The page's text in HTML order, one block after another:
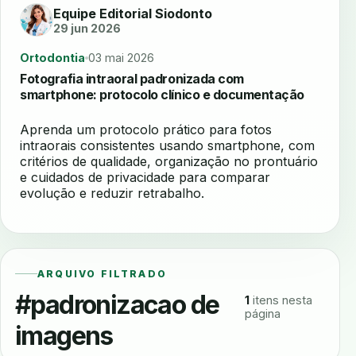
Equipe Editorial Siodonto
29 jun 2026
Ortodontia 03 mai 2026
Fotografia intraoral padronizada com
smartphone: protocolo clínico e documentação
Aprenda um protocolo prático para fotos
intraorais consistentes usando smartphone, com
critérios de qualidade, organização no prontuário
e cuidados de privacidade para comparar
evolução e reduzir retrabalho.
ARQUIVO FILTRADO
#padronizacao de
imagens
1 itens nesta
página